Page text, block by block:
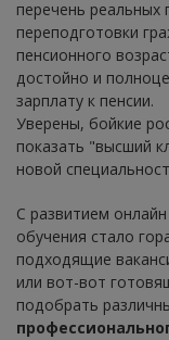
перечень
переподготовки
пенсионного
достойно и
зарплату к пенсии.
Уверены, бойкие
показать "высший
новой
С развитием
обучения стало
подходящие
или вот-вот
подобрать